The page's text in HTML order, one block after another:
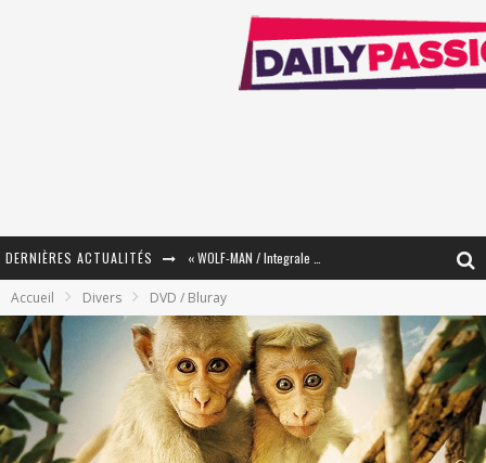
DERNIÈRES ACTUALITÉS
« Mon Village Révolté » - Combattre un Projet !
« Le Béton et le Bambou / Propositions pour Mayotte et le Monde. » - Améliorations !
Star Fox
Accueil Divers DVD / Bluray